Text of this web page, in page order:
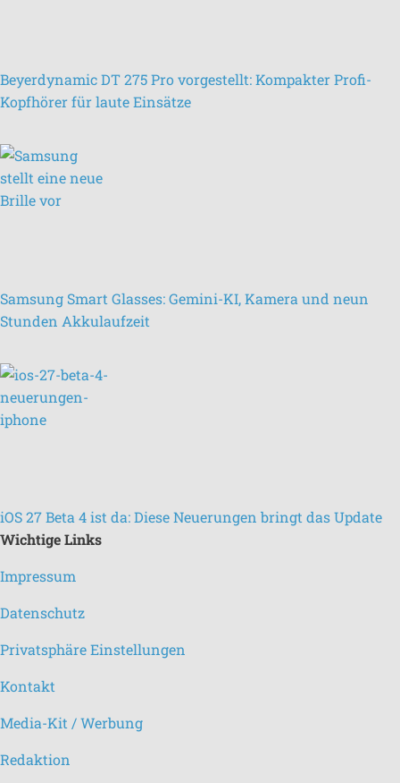
Beyerdynamic DT 275 Pro vorgestellt: Kompakter Profi-
Kopfhörer für laute Einsätze
Samsung Smart Glasses: Gemini-KI, Kamera und neun
Stunden Akkulaufzeit
iOS 27 Beta 4 ist da: Diese Neuerungen bringt das Update
Wichtige Links
Impressum
Datenschutz
Privatsphäre Einstellungen
Kontakt
Media-Kit / Werbung
Redaktion